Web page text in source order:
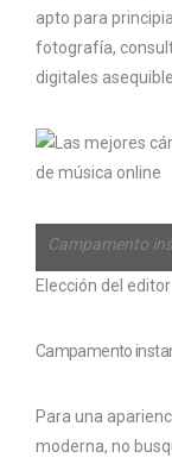
apto para
fotografía,
digitales
Campamento
Elección del editor
Campamento
Para una
moderna, no